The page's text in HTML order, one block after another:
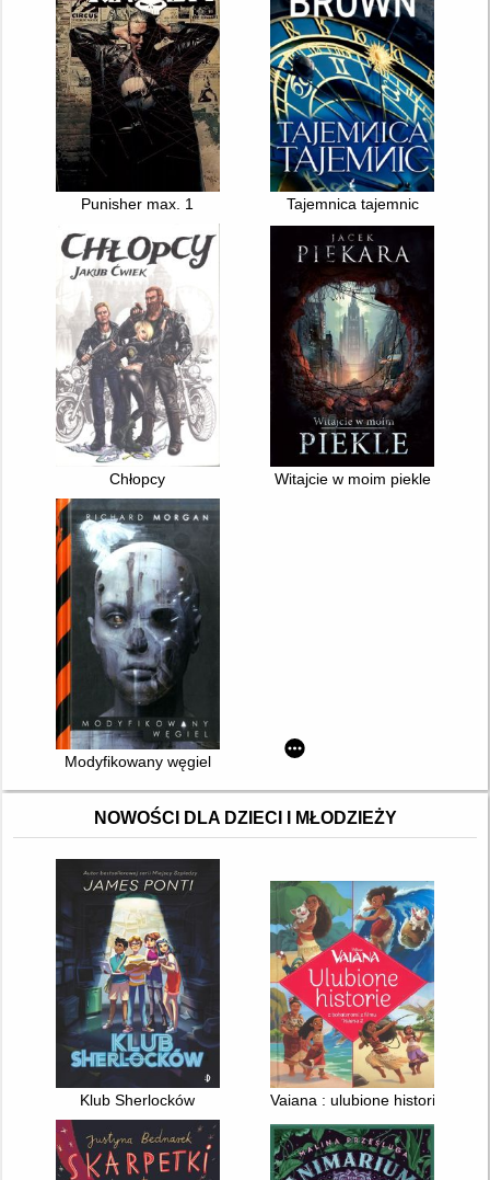
Punisher max. 1 Tajemnica tajemnic
Chłopcy Witajcie w moim piekle
Modyfikowany węgiel
NOWOŚCI DLA DZIECI I MŁODZIEŻY
Klub Sherlocków Vaiana : ulubione historie